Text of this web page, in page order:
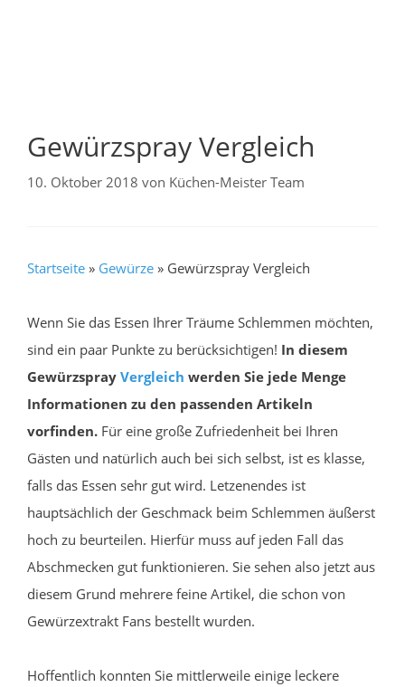
Gewürzspray Vergleich
10. Oktober 2018 von Küchen-Meister Team
Startseite » Gewürze » Gewürzspray Vergleich
Wenn Sie das Essen Ihrer Träume Schlemmen möchten,
sind ein paar Punkte zu berücksichtigen! In diesem
Gewürzspray Vergleich werden Sie jede Menge
Informationen zu den passenden Artikeln
vorfinden. Für eine große Zufriedenheit bei Ihren
Gästen und natürlich auch bei sich selbst, ist es klasse,
falls das Essen sehr gut wird. Letzenendes ist
hauptsächlich der Geschmack beim Schlemmen äußerst
hoch zu beurteilen. Hierfür muss auf jeden Fall das
Abschmecken gut funktionieren. Sie sehen also jetzt aus
diesem Grund mehrere feine Artikel, die schon von
Gewürzextrakt Fans bestellt wurden.
Hoffentlich konnten Sie mittlerweile einige leckere